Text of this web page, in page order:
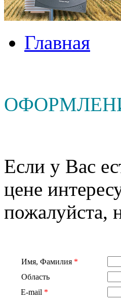
Главная
Если у Вас
цене
пожалуйста,
Имя, Фамилия *
Область
E-mail *